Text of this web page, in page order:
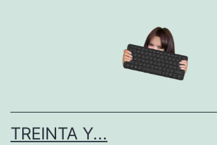
TREINTA Y...